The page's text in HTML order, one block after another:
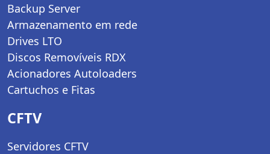
Backup Server
Armazenamento em rede
Drives LTO
Discos Removíveis RDX
Acionadores Autoloaders
Cartuchos e Fitas
CFTV
Servidores CFTV